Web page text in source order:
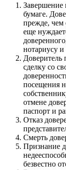
Завершение
бумаге.
прежде, чем
еще
нотариусу
Доверитель
сделку со
посещения
отмене
паспорт и
Отказ
Смерть
Признание
безвестно